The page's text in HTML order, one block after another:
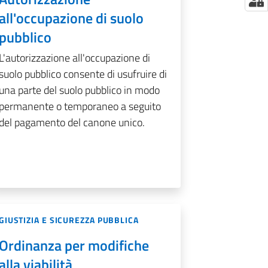
di suolo
all'occupazione di
pubblico consente di usufruire di
parte del suolo pubblico in modo
o temporaneo a seguito
pagamento del canone unico.
E SICUREZZA PUBBLICA
per modifiche